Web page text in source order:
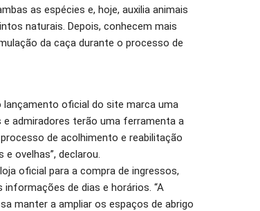
as espécies e, hoje, auxilia animais
naturais. Depois, conhecem mais
da caça durante o processo de
lançamento oficial do site marca uma
e admiradores terão uma ferramenta a
de acolhimento e reabilitação
ovelhas”, declarou.
oficial para a compra de ingressos,
de dias e horários. “A
manter a ampliar os espaços de abrigo